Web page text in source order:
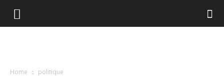
Home politique